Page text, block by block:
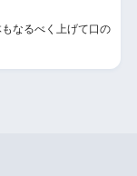
なるべく上げて口の